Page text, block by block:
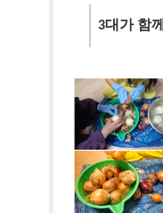
3대가 함